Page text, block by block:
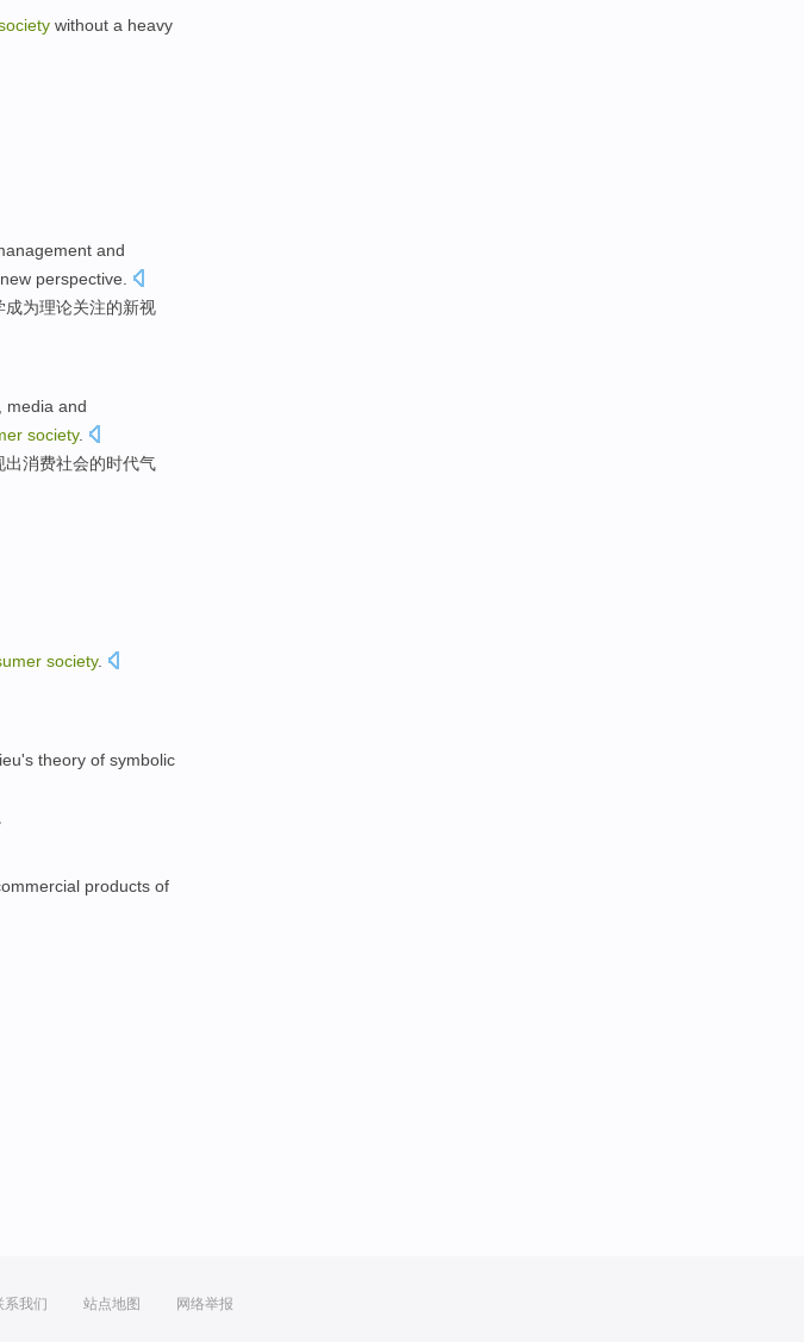
without a heavy
and
perspective.
成为理论关注的新视
media and
society.
出消费社会的时代气
society.
's theory of symbolic
products of
系我们 站点地图 网络举报